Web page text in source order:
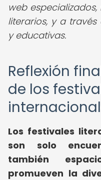
web
literarios, y a través
y educativas.
Reflexión
de los
Los festivales
son solo
también
promueven la